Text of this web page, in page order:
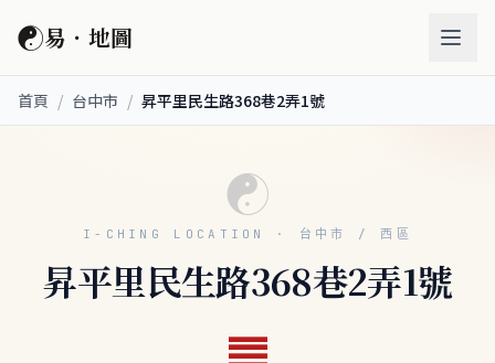
☯易．地圖
首頁 / 台中市 / 昇平里民生路368巷2弄1號
☯
I-CHING LOCATION · 台中市 / 西區
昇平里民生路368巷2弄1號